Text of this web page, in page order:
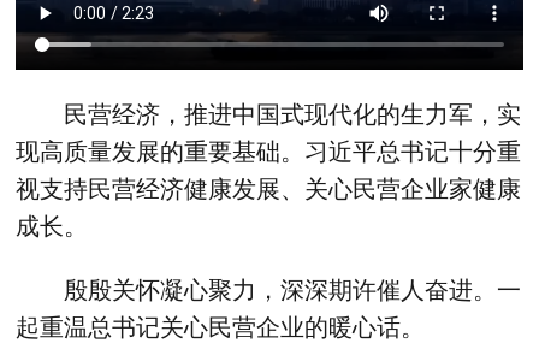
民营经济，推进中国式现代化的生力军，实
现高质量发展的重要基础。习近平总书记十分重
视支持民营经济健康发展、关心民营企业家健康
成长。
殷殷关怀凝心聚力，深深期许催人奋进。一
起重温总书记关心民营企业的暖心话。